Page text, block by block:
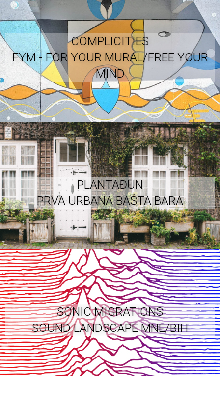
COMPLICITIES
FYM - FOR YOUR MURAL/FREE YOUR
MIND
PLANTAĐUN
PRVA URBANA BAŠTA BARA
SONIC MIGRATIONS
SOUND LANDSCAPE MNE/BIH